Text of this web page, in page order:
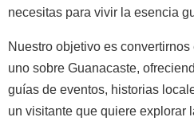
necesitas para vivir la esencia
Nuestro objetivo es
uno sobre Guanacaste,
guías de eventos, historias
un visitante que quiere explorar